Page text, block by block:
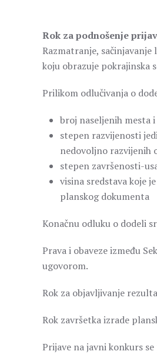
Rok za podnošenje
Razmatranje,
koju obrazuje pokrajinska
Prilikom odlučivanja o
broj naseljenih mesta
stepen razvijenosti
nedovoljno razvijenih
stepen završenosti-
visina sredstava koje
planskog dokumenta
Konačnu odluku o dodeli
Prava i obaveze između
ugovorom.
Rok za objavljivanje
Rok završetka izrade
Prijave na javni konkurs